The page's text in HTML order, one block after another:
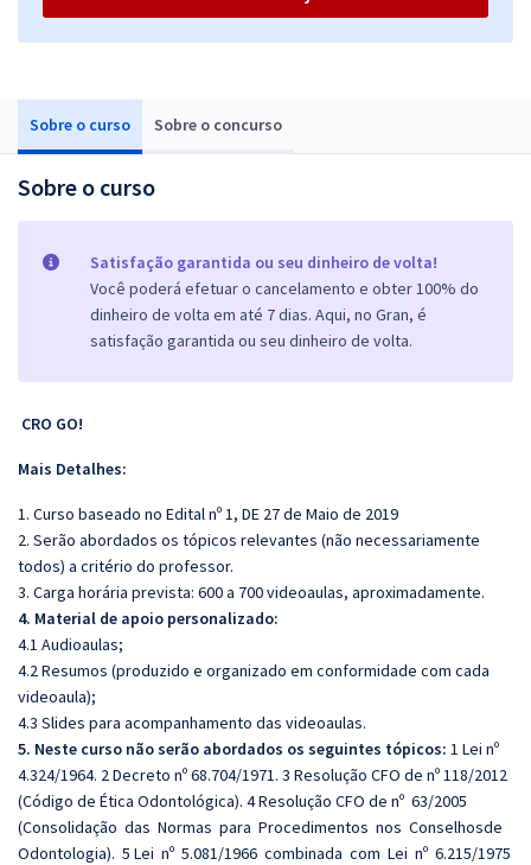
Sobre o curso Sobre o concurso
Sobre o curso
Satisfação garantida ou seu dinheiro de volta!
Você poderá efetuar o cancelamento e obter 100% do
dinheiro de volta em até 7 dias. Aqui, no Gran, é
satisfação garantida ou seu dinheiro de volta.
CRO GO!
Mais Detalhes:
1. Curso baseado no Edital nº 1, DE 27 de Maio de 2019
2. Serão abordados os tópicos relevantes (não necessariamente
todos) a critério do professor.
3. Carga horária prevista: 600 a 700 videoaulas, aproximadamente.
4. Material de apoio personalizado:
4.1 Audioaulas;
4.2 Resumos (produzido e organizado em conformidade com cada
videoaula);
4.3 Slides para acompanhamento das videoaulas.
5. Neste curso não serão abordados os seguintes tópicos: 1 Lei nº
4.324/1964. 2 Decreto nº 68.704/1971. 3 Resolução CFO de nº 118/2012
(Código de Ética Odontológica). 4 Resolução CFO de nº 63/2005
(Consolidação das Normas para Procedimentos nos Conselhosde
Odontologia). 5 Lei nº 5.081/1966 combinada com Lei nº 6.215/1975